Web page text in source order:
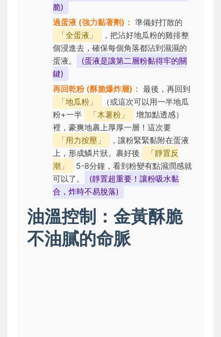
脆)
過蛋液 (強力黏著劑)： 準備好打散的
「全蛋液」
，把沾好地瓜粉的雞排整
個浸進去，確保每個角落都沾到濕濕的
蛋液。
(蛋液是讓第二層粉黏得牢的關
鍵)
再回乾粉 (酥脆爆炸層)： 最後，再回到
「地瓜粉」
（或這次可以用一半地瓜
粉+一半
「木薯粉」
增加點透感）
裡，豪爽地裹上厚厚一層！這次要
「用力按壓」
，讓粉緊緊黏附在蛋液
上，形成鱗片狀。裹好後
「靜置反
潮」
5-8分鐘，看到粉變有點濕潤感就
可以了。
(靜置超重要！讓粉吸水黏
合，炸時不易脫落)
油溫控制：金黃酥脆
不油膩的命脈